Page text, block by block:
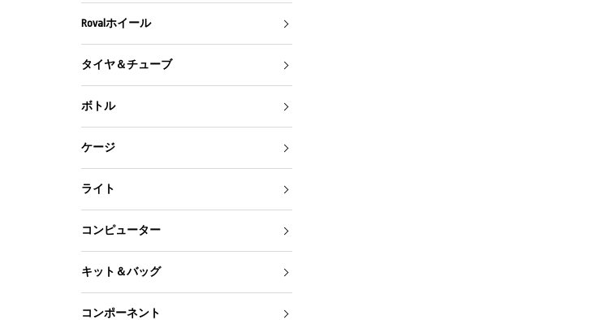
Rovalホイール
タイヤ＆チューブ
ボトル
ケージ
ライト
コンピューター
キット＆バッグ
コンポーネント